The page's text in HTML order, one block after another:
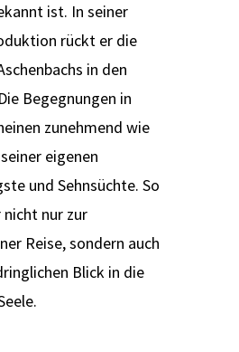
ist. In seiner
rückt er die
in den
Begegnungen in
zunehmend wie
eigenen
und Sehnsüchte. So
nur zur
Reise, sondern auch
Blick in die